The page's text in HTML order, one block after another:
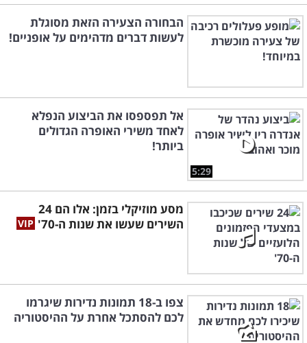
הבחורה הצעירה הזאת מסוגלת
לעשות דברים מדהימים על אופניים!
5:29
אל תפספסו את הביצוע הנפלא
לאחד משירי האופרה הגדולים
ביותר!
מסע מוזיקלי בזמן: אלו הם 24
השירים שעשו את שנות ה-70'
צפו ב-18 תמונות נדירות שיגרמו
לכם להסתכל אחרת על ההיסטוריה